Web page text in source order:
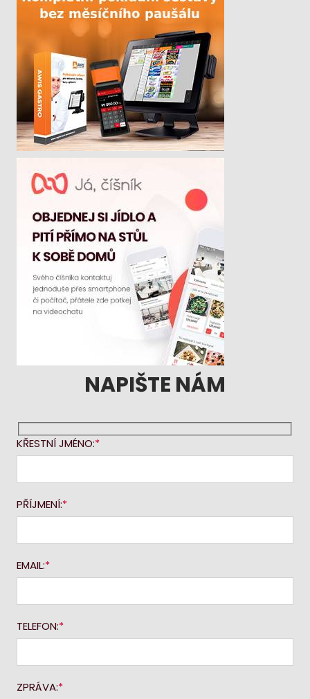
NAPIŠTE NÁM
KŘESTNÍ JMÉNO:
PŘÍJMENÍ:
EMAIL:
TELEFON:
ZPRÁVA: